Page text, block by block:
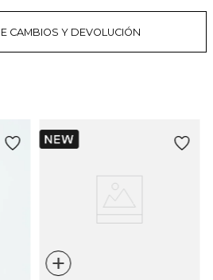
CAMBIOS Y DEVOLUCIÓN
+